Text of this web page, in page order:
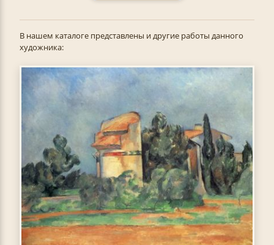
В нашем каталоге представлены и другие работы данного
художника: